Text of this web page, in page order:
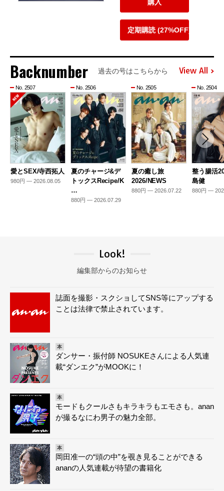
購入
定期購読 (27%OFF)
Backnumber 過去の号はこちらから View All
No. 2507
愛とSEX/寺西拓人
980円 — 2026.08.05
No. 2506
夏のチャージ&デ
トックスRecipe/K
…
880円 — 2026.07.29
No. 2505
夏の癒し旅
2026/NEWS
880円 — 2026.07.22
No. 2504
整う腸活
島健
880円 —
Look!
編集部からのお知らせ
誌面を撮影・スクショしてSNS等にアップする
ことは法律で禁止されています。
本
ダンサー・振付師 NOSUKEさんによる人気連
載“ダンエク”がMOOKに！
本
モードもクールさもキラキラもエモさも。anan
が撮るなにわ男子の魅力全部。
本
岡田准一の“頭の中”を覗き見ることができる
ananの人気連載が待望の書籍化